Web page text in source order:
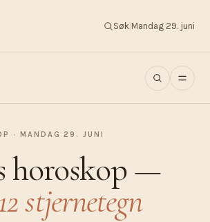
Søk Mandag 29. juni
· MANDAG 29. JUNI
horoskop —
stjernetegn